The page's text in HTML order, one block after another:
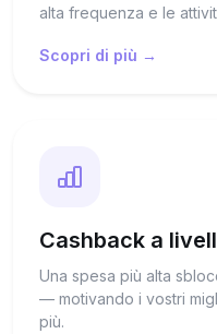
alta frequenza e le
Scopri di più →
Cashback a
Una spesa più alta
— motivando i vostri
più.